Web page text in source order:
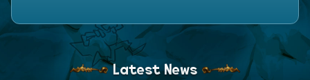
Latest News